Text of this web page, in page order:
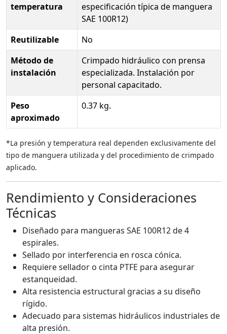
temperatura
especificación típica de manguera
SAE 100R12)
Reutilizable
No
Método de
instalación
Crimpado hidráulico con prensa
especializada. Instalación por
personal capacitado.
Peso
aproximado
0.37 kg.
*La presión y temperatura real dependen exclusivamente del
tipo de manguera utilizada y del procedimiento de crimpado
aplicado.
Rendimiento y Consideraciones
Técnicas
Diseñado para mangueras SAE 100R12 de 4
espirales.
Sellado por interferencia en rosca cónica.
Requiere sellador o cinta PTFE para asegurar
estanqueidad.
Alta resistencia estructural gracias a su diseño
rígido.
Adecuado para sistemas hidráulicos industriales de
alta presión.